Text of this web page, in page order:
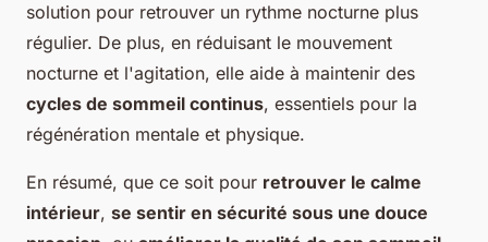
solution pour retrouver un rythme nocturne plus
régulier. De plus, en réduisant le mouvement
nocturne et l'agitation, elle aide à maintenir des
cycles de sommeil continus, essentiels pour la
régénération mentale et physique.
En résumé, que ce soit pour retrouver le calme
intérieur, se sentir en sécurité sous une douce